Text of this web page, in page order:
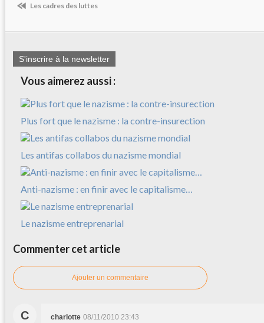
Les cadres des luttes
S'inscrire à la newsletter
Vous aimerez aussi :
Plus fort que le nazisme : la contre-insurection
Les antifas collabos du nazisme mondial
Anti-nazisme : en finir avec le capitalisme…
Le nazisme entreprenarial
Commenter cet article
Ajouter un commentaire
C charlotte 08/11/2010 23:43